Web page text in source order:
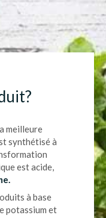
meilleure
synthétisé à
est acide,
à base
potassium et